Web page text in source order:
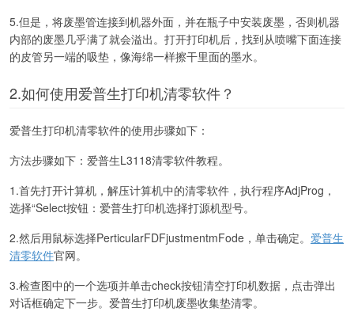
5.但是，将废墨管连接到机器外面，并在瓶子中安装废墨，否则机器
内部的废墨几乎满了就会溢出。打开打印机后，找到从喷嘴下面连接
的皮管另一端的吸垫，像海绵一样擦干里面的墨水。
2.如何使用爱普生打印机清零软件？
爱普生打印机清零软件的使用步骤如下：
方法步骤如下：爱普生L3118清零软件教程。
1.首先打开计算机，解压计算机中的清零软件，执行程序AdjProg，
选择“Select按钮：爱普生打印机选择打源机型号。
2.然后用鼠标选择PerticularFDFjustmentmFode，单击确定。 爱普生
清零软件官网。
3.检查图中的一个选项并单击check按钮清空打印机数据，点击弹出
对话框确定下一步。爱普生打印机废墨收集垫清零。